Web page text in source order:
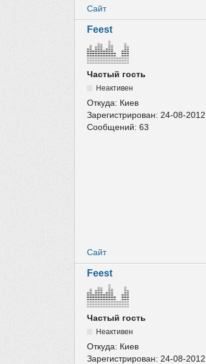
Сайт
Feest
Частый гость
Неактивен
Откуда: Киев
Зарегистрирован: 24-08-2012
Сообщений:63
Сайт
Feest
Частый гость
Неактивен
Откуда: Киев
Зарегистрирован: 24-08-2012